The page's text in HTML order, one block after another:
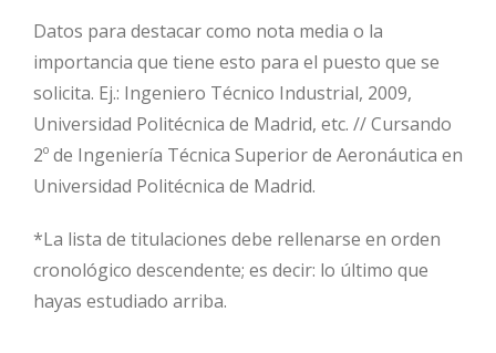
Datos para destacar como nota media o la
importancia que tiene esto para el puesto que se
solicita. Ej.: Ingeniero Técnico Industrial, 2009,
Universidad Politécnica de Madrid, etc. // Cursando
2º de Ingeniería Técnica Superior de Aeronáutica en
Universidad Politécnica de Madrid.
*La lista de titulaciones debe rellenarse en orden
cronológico descendente; es decir: lo último que
hayas estudiado arriba.